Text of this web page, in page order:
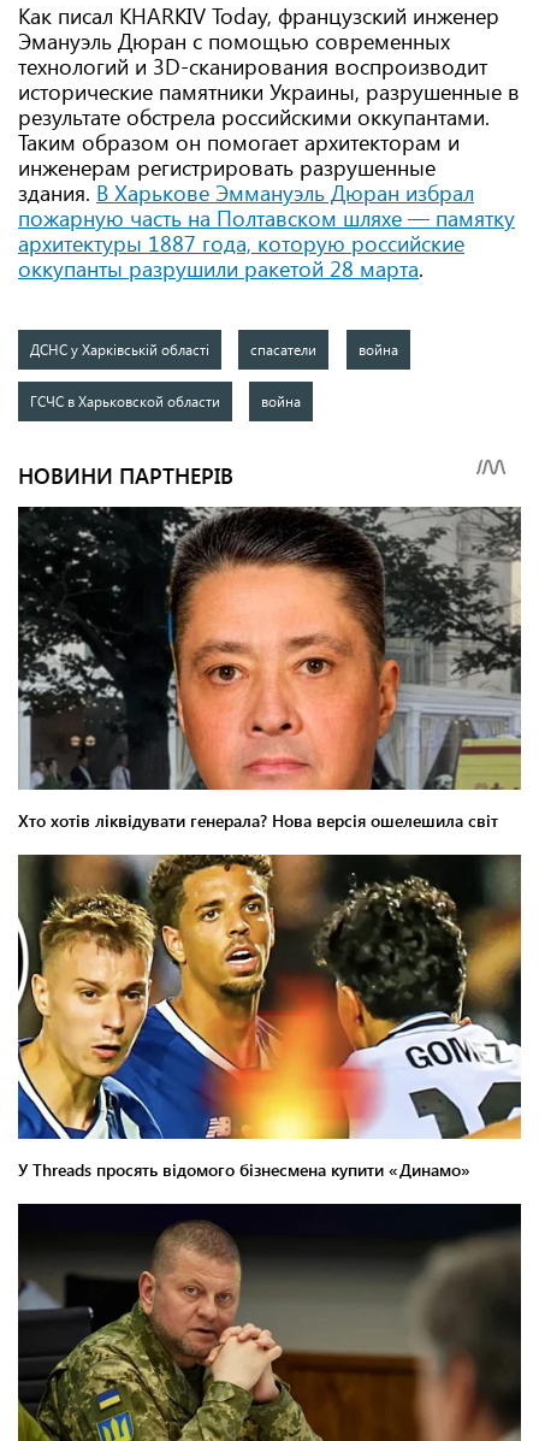
Как писал KHARKIV Today, французский инженер
Эмануэль Дюран с помощью современных
технологий и 3D-сканирования воспроизводит
исторические памятники Украины, разрушенные в
результате обстрела российскими оккупантами.
Таким образом он помогает архитекторам и
инженерам регистрировать разрушенные
здания. В Харькове Эммануэль Дюран избрал
пожарную часть на Полтавском шляхе — памятку
архитектуры 1887 года, которую российские
оккупанты разрушили ракетой 28 марта.
ДСНС у Харківській області спасатели война
ГСЧС в Харьковской области война